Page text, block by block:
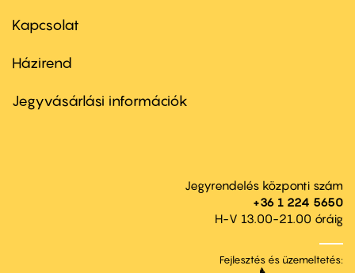
firstKapcsolat
Footer
second
Házirend
Jegyvásárlási információk
Jegyrendelés központi szám
+36 1 224 5650
H-V 13.00-21.00 óráig
Fejlesztés és üzemeltetés: